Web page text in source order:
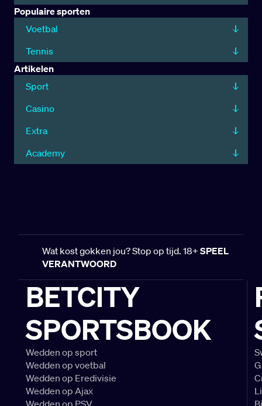
Populaire sporten
Voetbal
Tennis
Artikelen
Sport
Casino
Extra
Academy
Wat kost gokken jou? Stop op tijd. 18+ SPEEL
VERANTWOORD
BETCITY
SPORTSBOOK
Wedden op sport
Wedden op voetbal
Wedden op Eredivisie
Wedden op Ajax
Wedden op PSV